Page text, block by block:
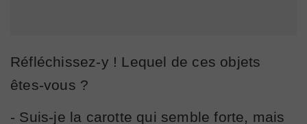
Réfléchissez-y ! Lequel de ces objets
êtes-vous ?
- Suis-je la carotte qui semble forte, mais